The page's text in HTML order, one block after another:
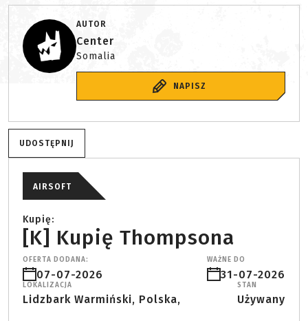
AUTOR
Center
Somalia
NAPISZ
UDOSTĘPNIJ
AIRSOFT
Kupię:
[K] Kupię Thompsona
OFERTA DODANA:
07-07-2026
WAŻNE DO
31-07-2026
LOKALIZACJA
Lidzbark Warmiński, Polska,
STAN
Używany